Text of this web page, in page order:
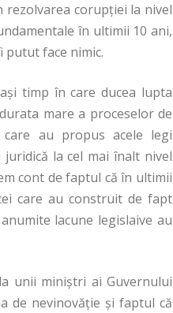
rezolvarea corupţiei la nivel
în ultimii 10 ani,
putut face nimic.
timp în care ducea lupta
mare a proceselor de
au propus acele legi
la cel mai înalt nivel
cont de faptul că în ultimii
care au construit de fapt
lacune legislaive au
unii miniștri ai Guvernului
de nevinovăție și faptul că